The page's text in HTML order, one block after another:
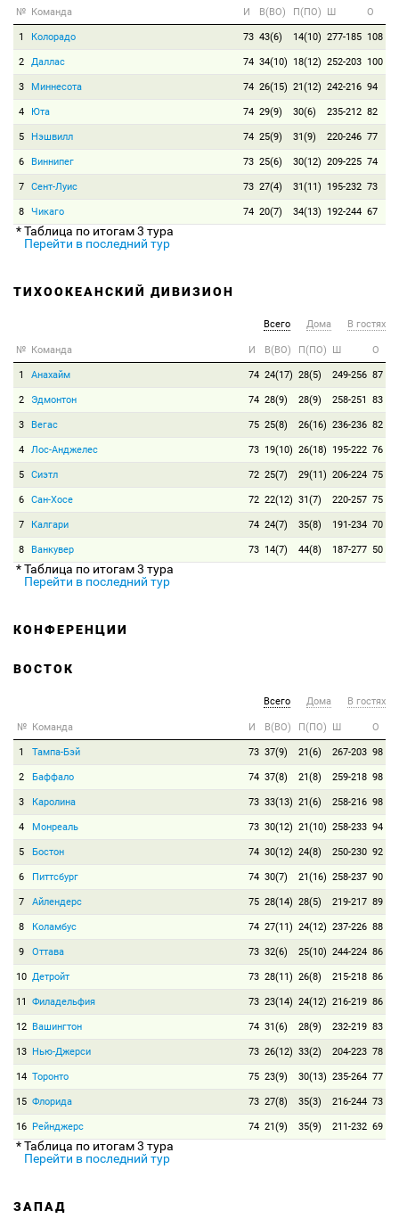
№ Команда И В(ВО) П(ПО) Ш О
1 Колорадо 73 43(6) 14(10) 277-185 108
2 Даллас 74 34(10) 18(12) 252-203 100
3 Миннесота 74 26(15) 21(12) 242-216 94
4 Юта 74 29(9) 30(6) 235-212 82
5 Нэшвилл 74 25(9) 31(9) 220-246 77
6 Виннипег 73 25(6) 30(12) 209-225 74
7 Сент-Луис 73 27(4) 31(11) 195-232 73
8 Чикаго 74 20(7) 34(13) 192-244 67
* Таблица по итогам 3 тура
Перейти в последний тур
ТИХООКЕАНСКИЙ ДИВИЗИОН
Всего Дома В гостях
№ Команда И В(ВО) П(ПО) Ш О
1 Анахайм 74 24(17) 28(5) 249-256 87
2 Эдмонтон 74 28(9) 28(9) 258-251 83
3 Вегас 75 25(8) 26(16) 236-236 82
4 Лос-Анджелес 73 19(10) 26(18) 195-222 76
5 Сиэтл 72 25(7) 29(11) 206-224 75
6 Сан-Хосе 72 22(12) 31(7) 220-257 75
7 Калгари 74 24(7) 35(8) 191-234 70
8 Ванкувер 73 14(7) 44(8) 187-277 50
* Таблица по итогам 3 тура
Перейти в последний тур
КОНФЕРЕНЦИИ
ВОСТОК
Всего Дома В гостях
№ Команда И В(ВО) П(ПО) Ш О
1 Тампа-Бэй 73 37(9) 21(6) 267-203 98
2 Баффало 74 37(8) 21(8) 259-218 98
3 Каролина 73 33(13) 21(6) 258-216 98
4 Монреаль 73 30(12) 21(10) 258-233 94
5 Бостон 74 30(12) 24(8) 250-230 92
6 Питтсбург 74 30(7) 21(16) 258-237 90
7 Айлендерс 75 28(14) 28(5) 219-217 89
8 Коламбус 74 27(11) 24(12) 237-226 88
9 Оттава 73 32(6) 25(10) 244-224 86
10 Детройт 73 28(11) 26(8) 215-218 86
11 Филадельфия 73 23(14) 24(12) 216-219 86
12 Вашингтон 74 31(6) 28(9) 232-219 83
13 Нью-Джерси 73 26(12) 33(2) 204-223 78
14 Торонто 75 23(9) 30(13) 235-264 77
15 Флорида 73 27(8) 35(3) 216-244 73
16 Рейнджерс 74 21(9) 35(9) 211-232 69
* Таблица по итогам 3 тура
Перейти в последний тур
ЗАПАД